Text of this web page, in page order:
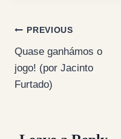
Post
navigation
PREVIOUS
Quase ganhámos o
jogo! (por Jacinto
Furtado)